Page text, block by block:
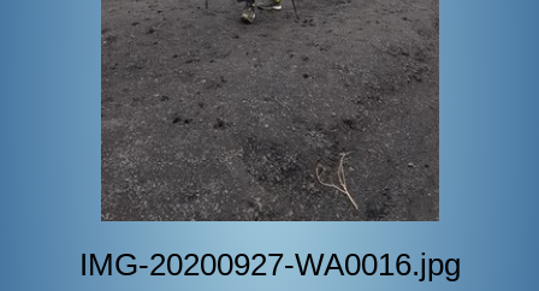
IMG-20200927-WA0016.jpg